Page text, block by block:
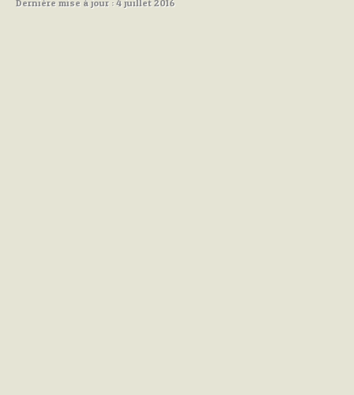
Dernière mise à jour : 4 juillet 2016